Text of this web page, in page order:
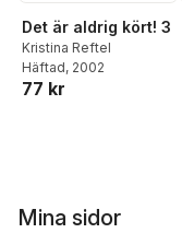
Det är aldrig kört! 3
Kristina Reftel
Häftad, 2002
77 kr
Mina sidor